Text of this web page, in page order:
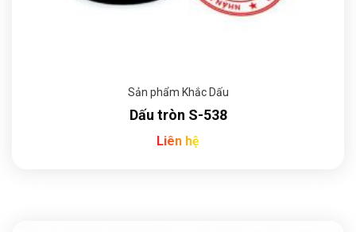
Sản phẩm Khắc Dấu
Dấu tròn S-538
Liên hệ